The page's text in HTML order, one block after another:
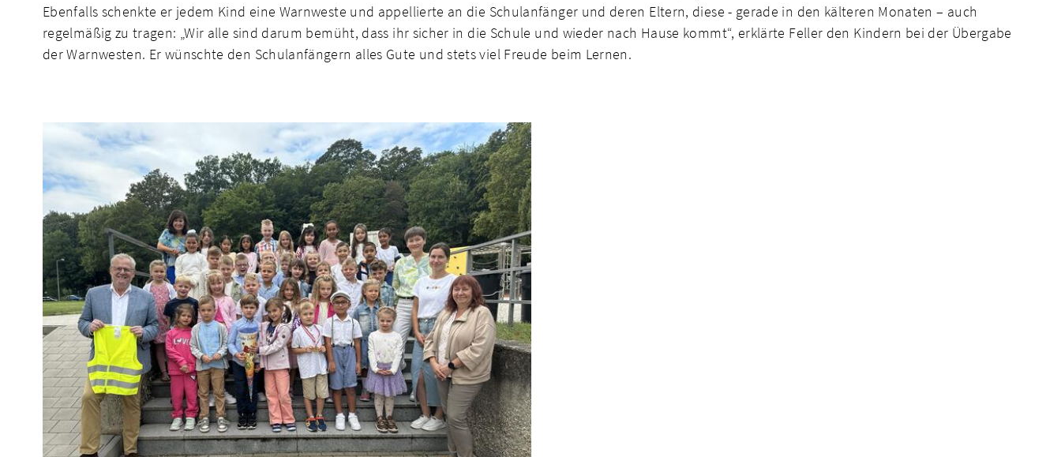
Ebenfalls schenkte er jedem Kind eine Warnweste und appellierte an die Schulanfänger und deren Eltern, diese - gerade in den kälteren Monaten – auch
regelmäßig zu tragen: „Wir alle sind darum bemüht, dass ihr sicher in die Schule und wieder nach Hause kommt“, erklärte Feller den Kindern bei der Übergabe
der Warnwesten. Er wünschte den Schulanfängern alles Gute und stets viel Freude beim Lernen.